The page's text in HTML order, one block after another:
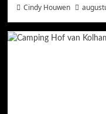
Cindy Houwen